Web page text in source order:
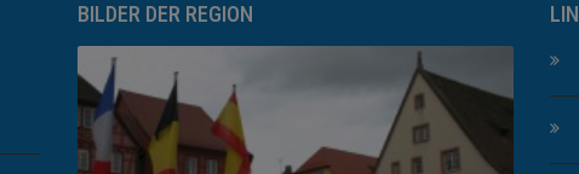
BILDER DER REGION